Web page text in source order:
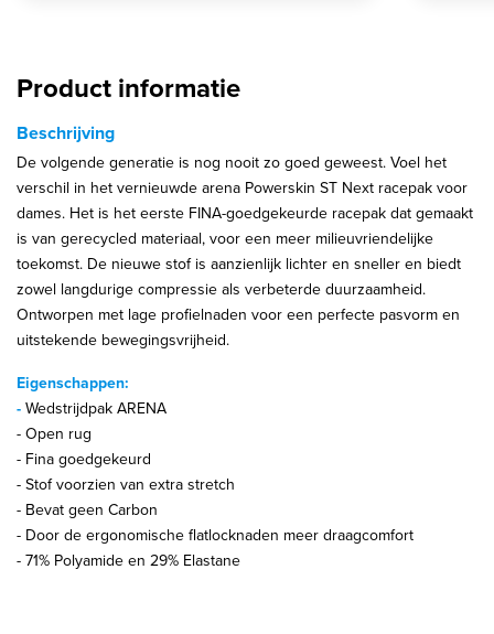
Product informatie
Beschrijving
De volgende generatie is nog nooit zo goed geweest. Voel het
verschil in het vernieuwde arena Powerskin ST Next racepak voor
dames. Het is het eerste FINA-goedgekeurde racepak dat gemaakt
is van gerecycled materiaal, voor een meer milieuvriendelijke
toekomst. De nieuwe stof is aanzienlijk lichter en sneller en biedt
zowel langdurige compressie als verbeterde duurzaamheid.
Ontworpen met lage profielnaden voor een perfecte pasvorm en
uitstekende bewegingsvrijheid.
Eigenschappen:
-Wedstrijdpak ARENA
- Open rug
- Fina goedgekeurd
-Stof voorzien van extra stretch
- Bevat geen Carbon
- Door de ergonomische flatlocknaden meer draagcomfort
- 71% Polyamide en 29% Elastane